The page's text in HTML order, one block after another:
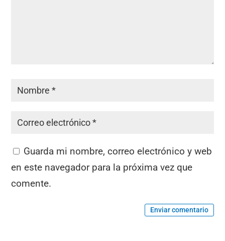
Guarda mi nombre, correo electrónico y web
en este navegador para la próxima vez que
comente.
Enviar comentario